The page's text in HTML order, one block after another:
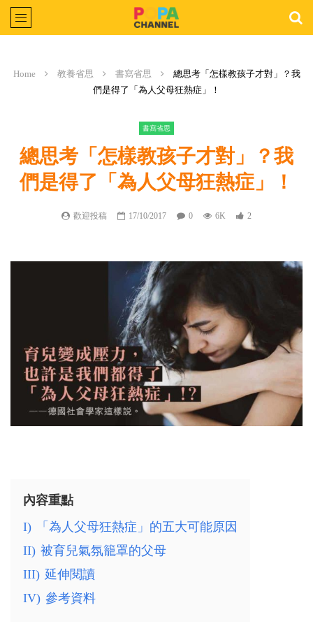
Home 教養省思 書寫省思
總思考「怎樣教孩子才對」？我
們是得了「為人父母狂熱症」！
書寫省思
總思考「怎樣教孩子才對」？我
們是得了「為人父母狂熱症」！
歡迎投稿 17/10/2017 0 6K 2
內容重點
I)
「為人父母狂熱症」的五大可能原因
II) 被育兒氣氛籠罩的父母
III) 延伸閱讀
IV) 參考資料